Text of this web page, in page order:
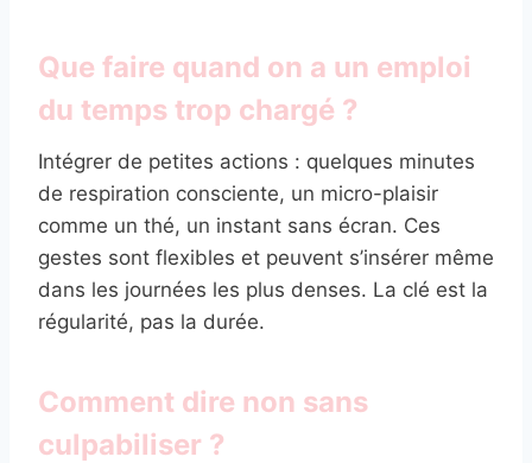
Que faire quand on a un emploi
du temps trop chargé ?
Intégrer de petites actions : quelques minutes
de respiration consciente, un micro-plaisir
comme un thé, un instant sans écran. Ces
gestes sont flexibles et peuvent s’insérer même
dans les journées les plus denses. La clé est la
régularité, pas la durée.
Comment dire non sans
culpabiliser ?